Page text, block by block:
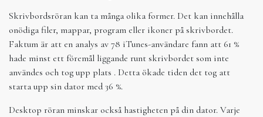
Skrivbordsröran kan ta många olika former. Det kan innehålla
onödiga filer, mappar, program eller ikoner på skrivbordet.
Faktum är att en analys av 78 iTunes-användare fann att 61 %
hade minst ett föremål liggande runt skrivbordet som inte
användes och tog upp plats . Detta ökade tiden det tog att
starta upp sin dator med 36 %.
Desktop röran minskar också hastigheten på din dator. Varje